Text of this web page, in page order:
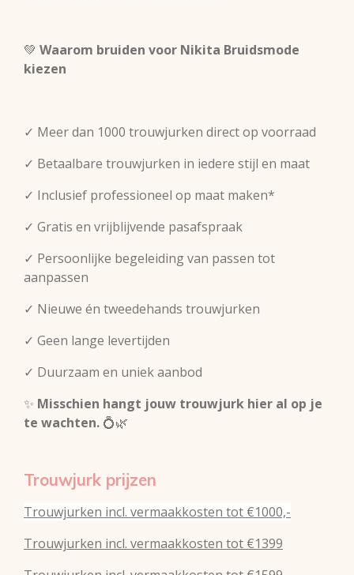
💚 Waarom bruiden voor Nikita Bruidsmode
kiezen
✓ Meer dan 1000 trouwjurken direct op voorraad
✓ Betaalbare trouwjurken in iedere stijl en maat
✓ Inclusief professioneel op maat maken*
✓ Gratis en vrijblijvende pasafspraak
✓ Persoonlijke begeleiding van passen tot
aanpassen
✓ Nieuwe én tweedehands trouwjurken
✓ Geen lange levertijden
✓ Duurzaam en uniek aanbod
✨ Misschien hangt jouw trouwjurk hier al op je
te wachten. 💍🌿
Trouwjurk prijzen
Trouwjurken incl. vermaakkosten tot €1000,-
Trouwjurken incl. vermaakkosten tot €1399